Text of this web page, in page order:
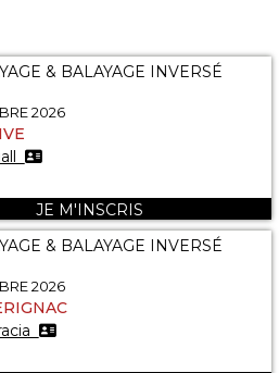
& BALAYAGE INVERSÉ
2026
JE M'INSCRIS
& BALAYAGE INVERSÉ
2026